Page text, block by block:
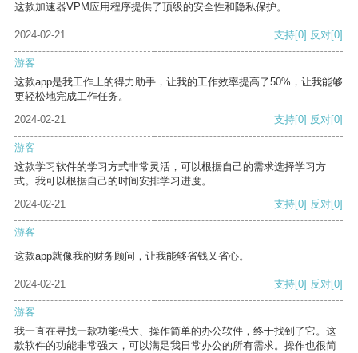
这款加速器VPM应用程序提供了顶级的安全性和隐私保护。
2024-02-21 支持[0] 反对[0]
游客
这款app是我工作上的得力助手，让我的工作效率提高了50%，让我能够
更轻松地完成工作任务。
2024-02-21
支持[0] 反对[0]
游客
这款学习软件的学习方式非常灵活，可以根据自己的需求选择学习方
式。我可以根据自己的时间安排学习进度。
2024-02-21
支持[0] 反对[0]
游客
这款app就像我的财务顾问，让我能够省钱又省心。
2024-02-21 支持[0] 反对[0]
游客
我一直在寻找一款功能强大、操作简单的办公软件，终于找到了它。这
款软件的功能非常强大，可以满足我日常办公的所有需求。操作也很简